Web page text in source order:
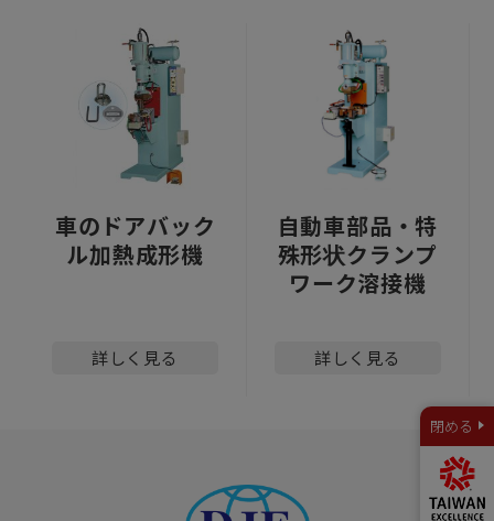
車のドアバック
ル加熱成形機
詳しく見る
自動車部品・特
殊形状クランプ
ワーク溶接機
詳しく見る
閉める